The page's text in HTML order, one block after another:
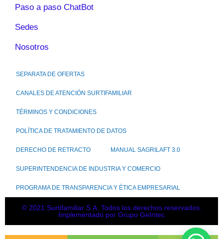
Paso a paso ChatBot
Sedes
Nosotros
SEPARATA DE OFERTAS
CANALES DE ATENCIÓN SURTIFAMILIAR
TÉRMINOS Y CONDICIONES
POLÍTICA DE TRATAMIENTO DE DATOS
DERECHO DE RETRACTO MANUAL SAGRILAFT 3.0
SUPERINTENDENCIA DE INDUSTRIA Y COMERCIO
PROGRAMA DE TRANSPARENCIA Y ÉTICA EMPRESARIAL
© 2021 Surtifamiliar S.A. Todos los derechos reservados.
Implementado por Grupo GeIntec